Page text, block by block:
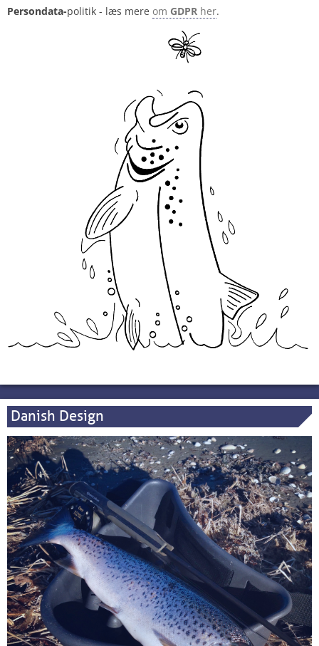
Persondata-politik - læs mere om GDPR her.
Danish Design